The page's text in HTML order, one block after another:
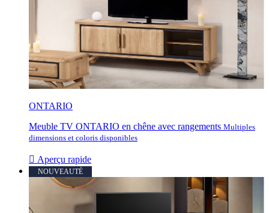
ONTARIO
Meuble TV ONTARIO en chêne avec rangements Multiples
dimensions et coloris disponibles
 Aperçu rapide
NOUVEAUTÉ